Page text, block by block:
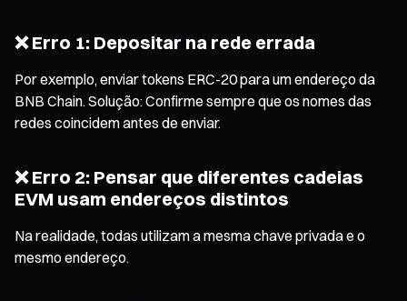
❌ Erro 1: Depositar na rede errada
Por exemplo, enviar tokens ERC-20 para um endereço da
BNB Chain. Solução: Confirme sempre que os nomes das
redes coincidem antes de enviar.
❌ Erro 2: Pensar que diferentes cadeias
EVM usam endereços distintos
Na realidade, todas utilizam a mesma chave privada e o
mesmo endereço.